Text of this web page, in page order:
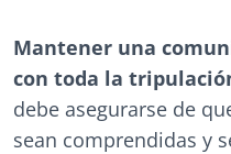
Mantener una
con toda la
debe asegurarse de
sean comprendidas y